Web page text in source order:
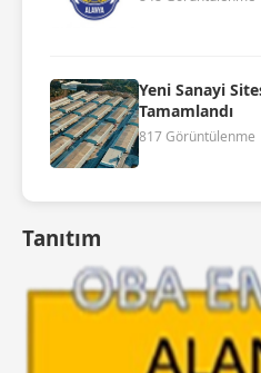
Yeni Sanayi
Tamamlandı
817 Görüntülenme
Tanıtım